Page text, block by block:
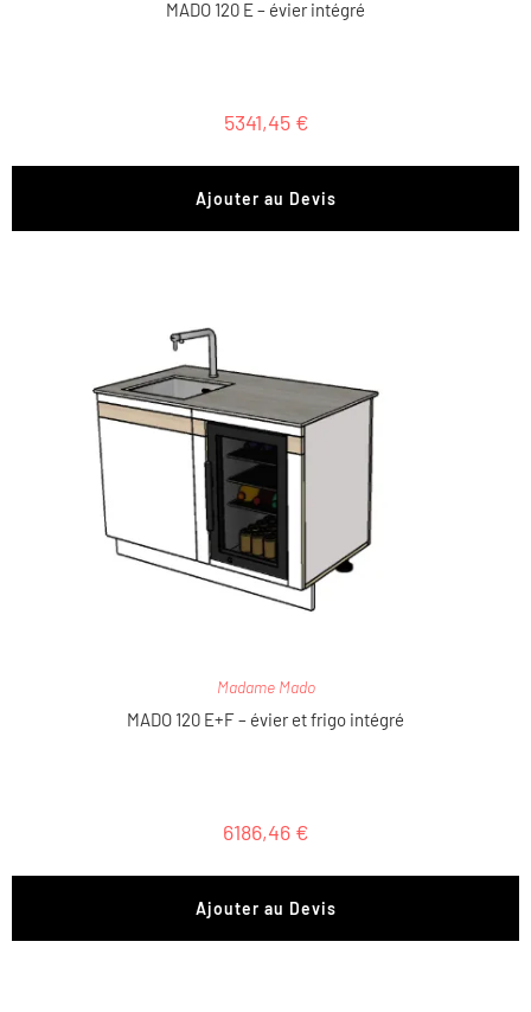
MADO 120 E – évier intégré
5341,45 €
Ajouter au Devis
Madame Mado
MADO 120 E+F – évier et frigo intégré
6186,46 €
Ajouter au Devis